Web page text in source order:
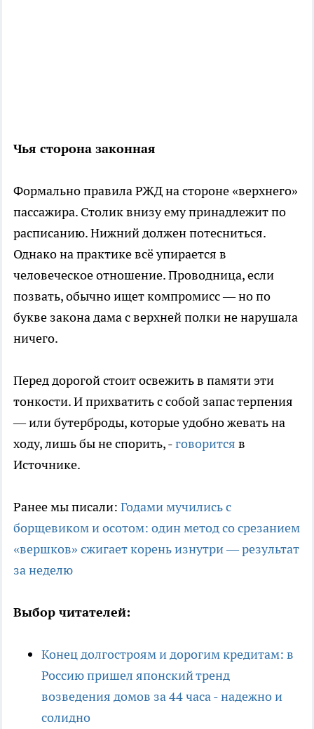
Чья сторона законная
Формально правила РЖД на стороне «верхнего»
пассажира. Столик внизу ему принадлежит по
расписанию. Нижний должен потесниться.
Однако на практике всё упирается в
человеческое отношение. Проводница, если
позвать, обычно ищет компромисс — но по
букве закона дама с верхней полки не нарушала
ничего.
Перед дорогой стоит освежить в памяти эти
тонкости. И прихватить с собой запас терпения
— или бутерброды, которые удобно жевать на
ходу, лишь бы не спорить, -говорится в
Источнике.
Ранее мы писали: Годами мучились с
борщевиком и осотом: один метод со срезанием
«вершков» сжигает корень изнутри — результат
за неделю
Выбор читателей:
Конец долгостроям и дорогим кредитам: в
Россию пришел японский тренд
возведения домов за 44 часа - надежно и
солидно